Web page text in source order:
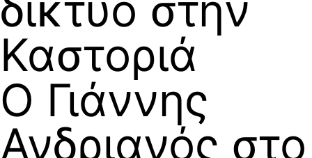
Καστοριά
Ο Γιάννης
Ανδριανός στο